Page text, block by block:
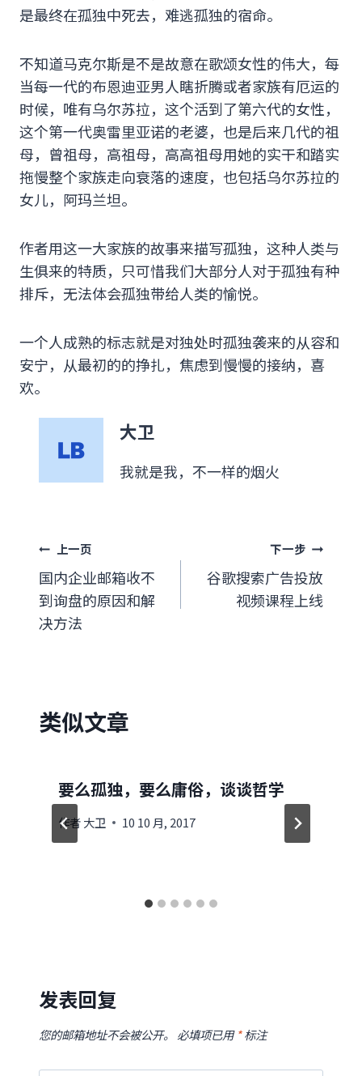
是最终在孤独中死去，难逃孤独的宿命。
不知道马克尔斯是不是故意在歌颂女性的伟大，每
当每一代的布恩迪亚男人瞎折腾或者家族有厄运的
时候，唯有乌尔苏拉，这个活到了第六代的女性，
这个第一代奥雷里亚诺的老婆，也是后来几代的祖
母，曾祖母，高祖母，高高祖母用她的实干和踏实
拖慢整个家族走向衰落的速度，也包括乌尔苏拉的
女儿，阿玛兰坦。
作者用这一大家族的故事来描写孤独，这种人类与
生俱来的特质，只可惜我们大部分人对于孤独有种
排斥，无法体会孤独带给人类的愉悦。
一个人成熟的标志就是对独处时孤独袭来的从容和
安宁，从最初的的挣扎，焦虑到慢慢的接纳，喜
欢。
大卫
我就是我，不一样的烟火
文
章
导
上一页
国内企业邮箱收不
到询盘的原因和解
决方法
下一步
谷歌搜索广告投放
视频课程上线
类似文章
要么孤独，要么庸俗，谈谈哲学
作者大卫 10 10 月, 2017
发表回复
您的邮箱地址不会被公开。 必填项已用*标注